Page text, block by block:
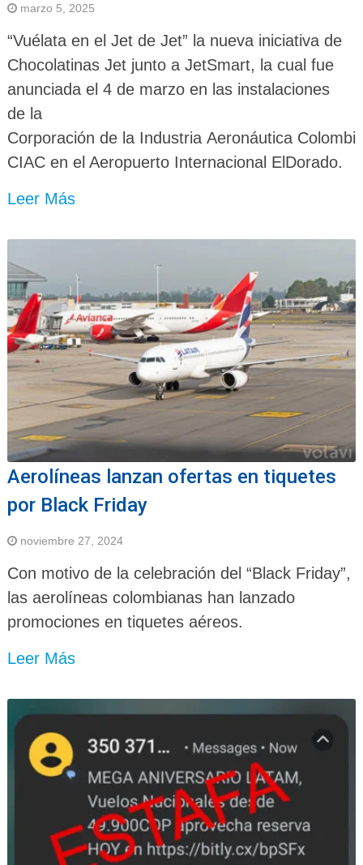
marzo 5, 2025
“Vuélata en el Jet de Jet” la nueva iniciativa de
Chocolatinas Jet junto a JetSmart, la cual fue
anunciada el 4 de marzo en las instalaciones
de la
Corporación de la Industria Aeronáutica
CIAC en el Aeropuerto Internacional ElDorado.
Leer Más
Aerolíneas lanzan ofertas en tiquetes
por Black Friday
noviembre 27, 2024
Con motivo de la celebración del “Black Friday”,
las aerolíneas colombianas han lanzado
promociones en tiquetes aéreos.
Leer Más